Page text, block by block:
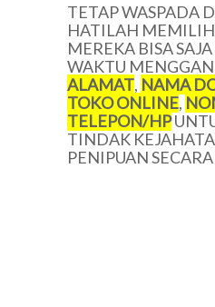
TETAP WASPADA
HATILAH
MEREKA BISA
WAKTU
ALAMAT, NAMA
TOKO ONLINE,
TELEPON/HP
TINDAK
PENIPUAN